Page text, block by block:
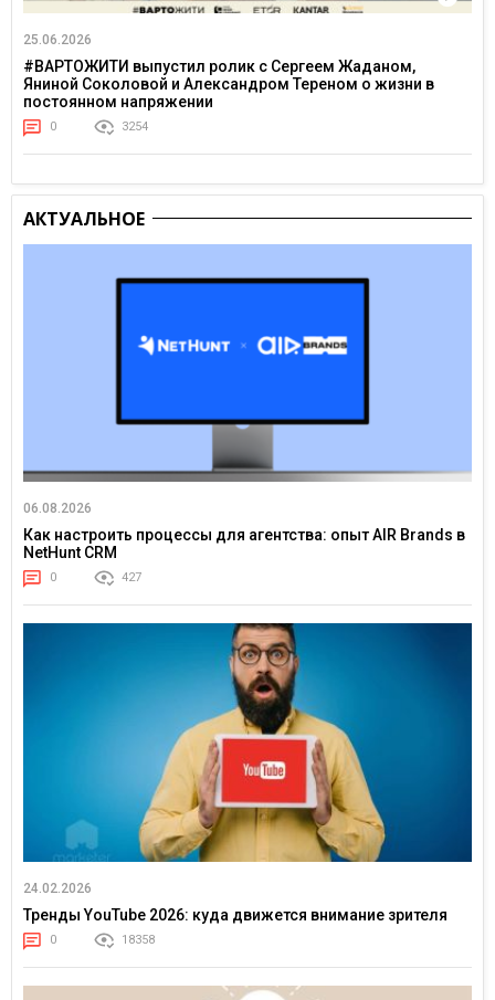
25.06.2026
#ВАРТОЖИТИ выпустил ролик с Сергеем Жаданом,
Яниной Соколовой и Александром Тереном о жизни в
постоянном напряжении
0 3254
АКТУАЛЬНОЕ
06.08.2026
Как настроить процессы для агентства: опыт AIR Brands в
NetHunt CRM
0 427
24.02.2026
Тренды YouTube 2026: куда движется внимание зрителя
0 18358